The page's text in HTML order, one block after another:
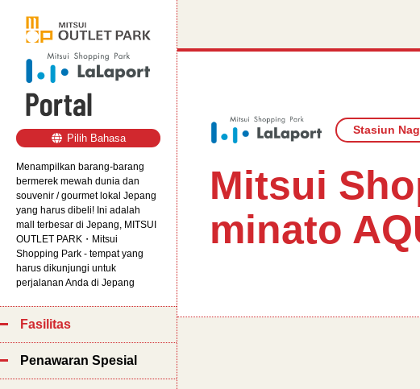
Pilih Bahasa
Menampilkan barang-barang
bermerek mewah dunia dan
souvenir / gourmet lokal Jepang
yang harus dibeli! Ini adalah
mall terbesar di Jepang, MITSUI
OUTLET PARK・Mitsui
Shopping Park - tempat yang
harus dikunjungi untuk
perjalanan Anda di Jepang
Fasilitas
Penawaran Spesial
Stasiun
Mitsui
minato